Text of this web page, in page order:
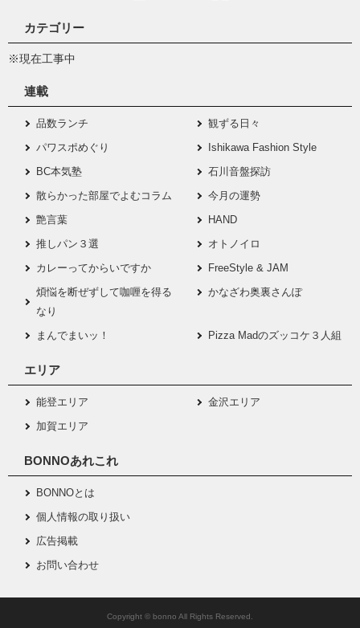
カテゴリー
※現在工事中
連載
品数ランチ
観ずる日々
パワスポめぐり
Ishikawa Fashion Style
BC本気塾
石川音盤探訪
散らかった部屋でよむコラム
今月の運勢
艶言葉
HAND
推しパン３選
オトノイロ
カレーってからいですか
FreeStyle & JAM
煩悩を断ぜずして咖喱を得る
なり
かなざわ奥裏さんぽ
まんでまいッ！ Pizza Madのズッコケ３人組
エリア
能登エリア
金沢エリア
加賀エリア
BONNOあれこれ
BONNOとは
個人情報の取り扱い
広告掲載
お問い合わせ
Copyright © bonno All Rights Reserved.